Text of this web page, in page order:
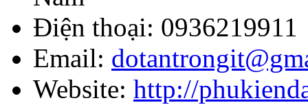
Điện thoại: 0936219911
Email:
Website: http://